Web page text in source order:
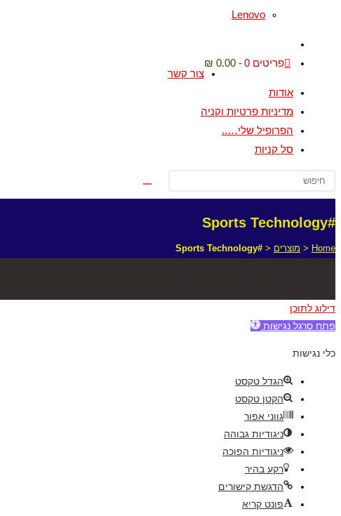
Lenovo
website
פריטים 0
0.00 ₪
צור קשר
אודות
מדיניות פרטיות וקניה
הפרופיל שלי…..
סל קניות
#Sports Technology
Home
< מוצרים <
#Sports Technology
דילוג לתוכן
פתח סרגל נגישות
כלי נגישות
הגדל טקסט
הקטן טקסט
גווני אפור
ניגודיות גבוהה
ניגודיות הפוכה
רקע בהיר
הדגשת קישורים
פונט קריא